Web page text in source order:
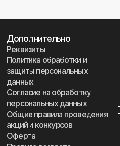
Дополнительно
Реквизиты
Политика обработки и
защиты персональных
данных
Согласие на обработку
персональных данных
Общие правила проведения
акций и конкурсов
Оферта